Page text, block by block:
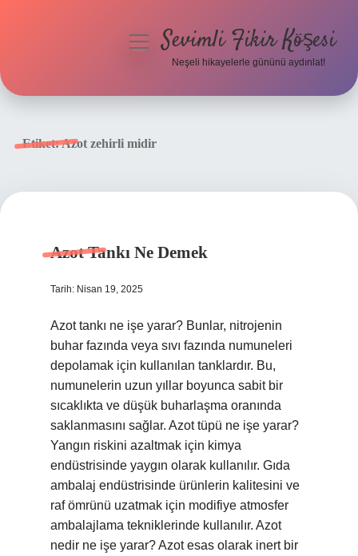
menüyüSevimli Fikir Köşesi
Neşeli hikayelerle gününü aydınlat!
Etiket:Azot zehirli midir
Azot Tankı Ne Demek
Tarih: Nisan 19, 2025
Azot tankı ne işe yarar? Bunlar, nitrojenin
buhar fazında veya sıvı fazında numuneleri
depolamak için kullanılan tanklardır. Bu,
numunelerin uzun yıllar boyunca sabit bir
sıcaklıkta ve düşük buharlaşma oranında
saklanmasını sağlar. Azot tüpü ne işe yarar?
Yangın riskini azaltmak için kimya
endüstrisinde yaygın olarak kullanılır. Gıda
ambalaj endüstrisinde ürünlerin kalitesini ve
raf ömrünü uzatmak için modifiye atmosfer
ambalajlama tekniklerinde kullanılır. Azot
nedir ne işe yarar? Azot esas olarak inert bir